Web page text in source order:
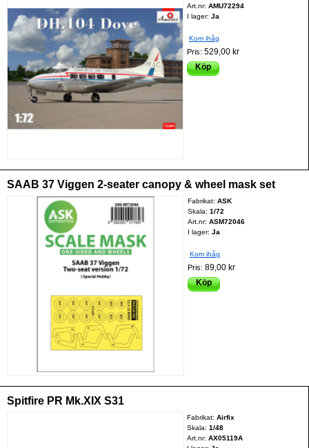
Art.nr:AMU72294
I lager: Ja
Kom ihåg
Pris:529,00 kr
Köp
SAAB 37 Viggen 2-seater canopy & wheel mask set
Fabrikat: ASK
Skala: 1/72
Art.nr: ASM72046
I lager: Ja
Kom ihåg
Pris: 89,00 kr
Köp
Spitfire PR Mk.XIX S31
Fabrikat:Airfix
Skala:1/48
Art.nr:AX05119A